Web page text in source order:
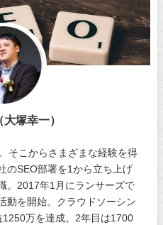
塚幸一）
そこからさまざまな経験を得
のSEO部署を1から立ち上げ
。2017年1月にランサーズで
動を開始。クラウドソーシン
万を達成。2年目は1700